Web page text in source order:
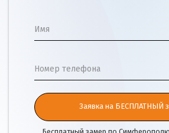
Имя
Номер телефона
Заявка на БЕСПЛАТНЫЙ